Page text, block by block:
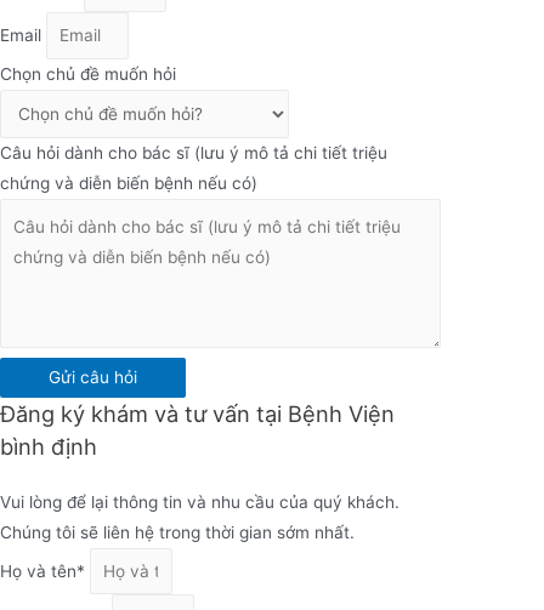
Email
Chọn chủ đề muốn hỏi
Câu hỏi dành cho bác sĩ (lưu ý mô tả chi tiết triệu
chứng và diễn biến bệnh nếu có)
Gửi câu hỏi
Đăng ký khám và tư vấn tại Bệnh Viện
bình định
Vui lòng để lại thông tin và nhu cầu của quý khách.
Chúng tôi sẽ liên hệ trong thời gian sớm nhất.
Họ và tên*